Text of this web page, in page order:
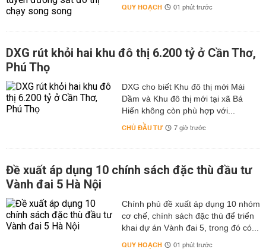
QUY HOẠCH 01 phút trước
DXG rút khỏi hai khu đô thị 6.200 tỷ ở Cần Thơ,
Phú Thọ
DXG cho biết Khu đô thị mới Mái
Dầm và Khu đô thị mới tại xã Bá
Hiến không còn phù hợp với...
CHỦ ĐẦU TƯ 7 giờ trước
Đề xuất áp dụng 10 chính sách đặc thù đầu tư
Vành đai 5 Hà Nội
Chính phủ đề xuất áp dụng 10 nhóm
cơ chế, chính sách đặc thù để triển
khai dự án Vành đai 5, trong đó có...
QUY HOẠCH 01 phút trước